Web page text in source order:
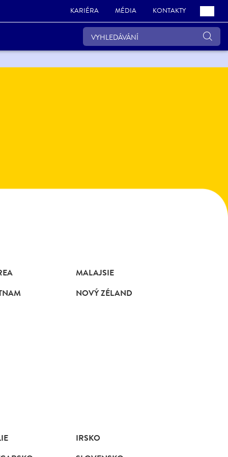
KARIÉRA MÉDIA KONTAKTY
MALAJSIE
NOVÝ ZÉLAND
IRSKO